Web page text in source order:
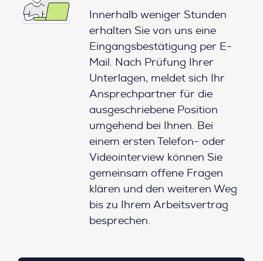
Innerhalb weniger Stunden
erhalten Sie von uns eine
Eingangsbestätigung per E-
Mail. Nach Prüfung Ihrer
Unterlagen, meldet sich Ihr
Ansprechpartner für die
ausgeschriebene Position
umgehend bei Ihnen. Bei
einem ersten Telefon- oder
Videointerview können Sie
gemeinsam offene Fragen
klären und den weiteren Weg
bis zu Ihrem Arbeitsvertrag
besprechen.